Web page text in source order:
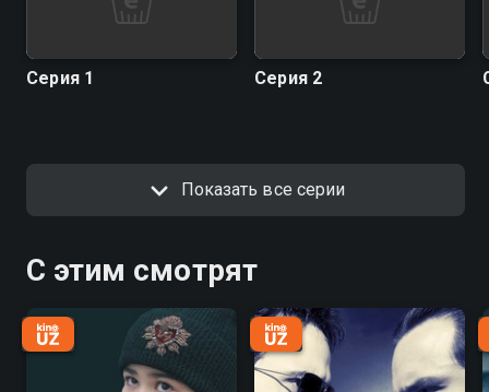
Серия 1 Серия 2
Показать все серии
С этим смотрят